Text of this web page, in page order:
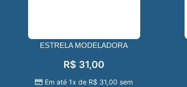
ESTRELA MODELADORA
R$ 31,00
Em até 1x de R$ 31,00 sem